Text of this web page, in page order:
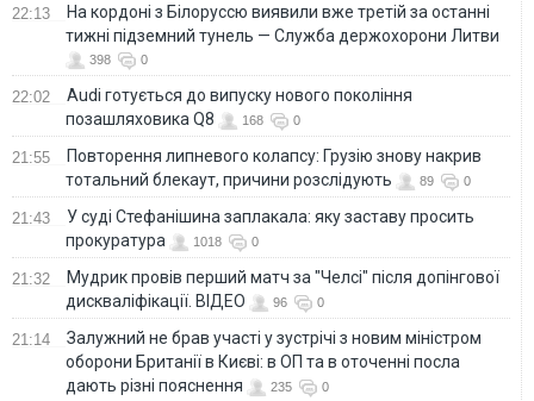
22:13
На кордоні з Білоруссю виявили вже третій за останні
тижні підземний тунель — Служба держохорони Литви
398 0
22:02
Audi готується до випуску нового покоління
позашляховика Q8
168 0
21:55
Повторення липневого колапсу: Грузію знову накрив
тотальний блекаут, причини розслідують
89 0
21:43
У суді Стефанішина заплакала: яку заставу просить
прокуратура
1018 0
21:32
Мудрик провів перший матч за "Челсі" після допінгової
дискваліфікації. ВІДЕО
96 0
21:14
Залужний не брав участі у зустрічі з новим міністром
оборони Британії в Києві: в ОП та в оточенні посла
дають різні пояснення
235 0